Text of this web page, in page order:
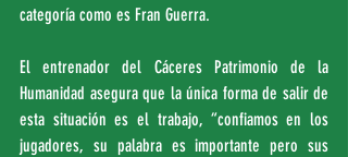
categoría como es Fran Guerra.
El entrenador del Cáceres Patrimonio de la
Humanidad asegura que la única forma de salir de
esta situación es el trabajo, “confiamos en los
jugadores, su palabra es importante pero sus